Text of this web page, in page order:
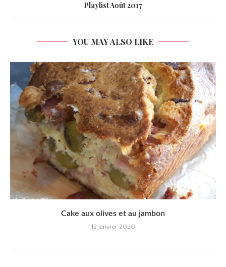
Playlist Août 2017
YOU MAY ALSO LIKE
Cake aux olives et au jambon
12 janvier 2020